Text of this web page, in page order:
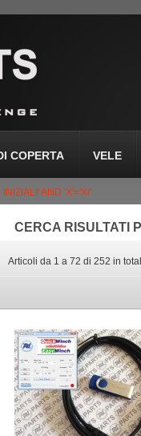
COPERTA VELE
AND 'X'='X/'
CERCA RISULTATI
Articoli da 1 a 72 di 252 in